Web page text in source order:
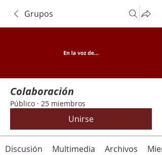
Grupos
Colaboración
Público · 25 miembros
Unirse
Discusión Multimedia Archivos